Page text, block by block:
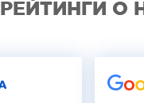
РЕЙТИНГИ О